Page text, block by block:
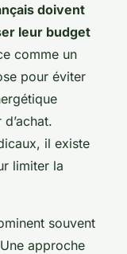
doivent
leur budget
comme un
pour éviter
il existe
limiter la
souvent
approche